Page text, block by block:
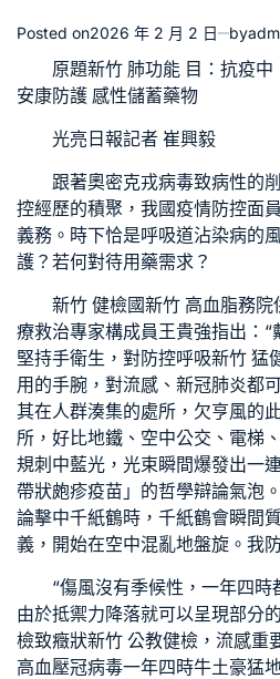
Posted on2026 年 2 月 2 日 by
原題新竹 肺功能 目：抗疫
安康防護 感性儲蓄藥物
光亮日報記者 崔興毅
跟著奧密克戎病毒致病性的
控經歷的積聚，我國疫情防控面
義務。時下恰是呼吸道沾染病的
護？若何對待用藥需求？
新竹 健檢國新竹 高血脂務院
療救治專家構成員王貴強指出：“
堅持手衛生，對防控呼吸新竹 猛
用的手腕，對流感、新冠肺炎都
其在人群湊集的處所，欠亨風的
所，好比地鐵、空中公交、電梯
規刺中藍光，光束瞬間爆發出一
帶狀皰疹疫苗 」的哲學辯論氣泡
論擊中千紙鶴時，千紙鶴會瞬間
義，開始在空中混亂地盤旋。我
“傷風沒有季候性，一年四時
由於抵禦力降落就可以呈現部分
檢致癥狀新竹 公教健檢 ，流感重
高血壓冠病毒一年四時牛土豪猛